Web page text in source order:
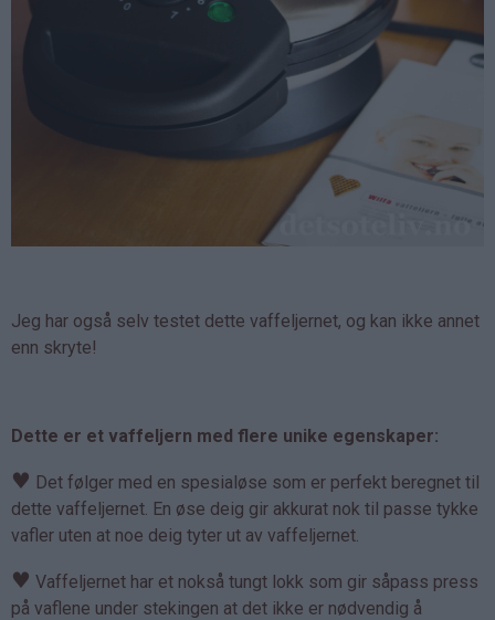
Jeg har også selv testet dette vaffeljernet, og kan ikke annet
enn skryte!
Dette er et vaffeljern med flere unike egenskaper:
♥ Det følger med en spesialøse som er perfekt beregnet til
dette vaffeljernet. En øse deig gir akkurat nok til passe tykke
vafler uten at noe deig tyter ut av vaffeljernet.
♥ Vaffeljernet har et nokså tungt lokk som gir såpass press
på vaflene under stekingen at det ikke er nødvendig å